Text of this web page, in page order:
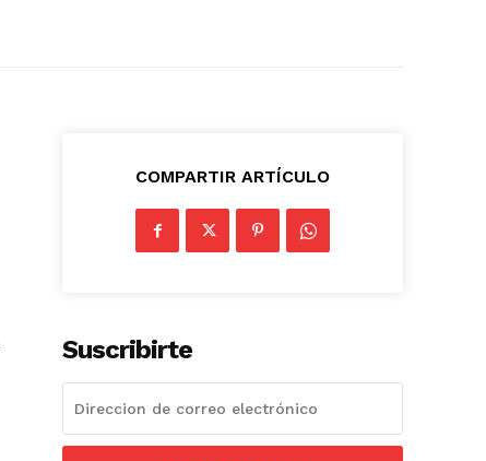
COMPARTIR ARTÍCULO
Suscribirte